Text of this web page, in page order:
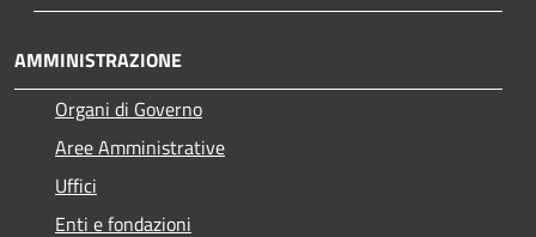
AMMINISTRAZIONE
Organi di Governo
Aree Amministrative
Uffici
Enti e fondazioni